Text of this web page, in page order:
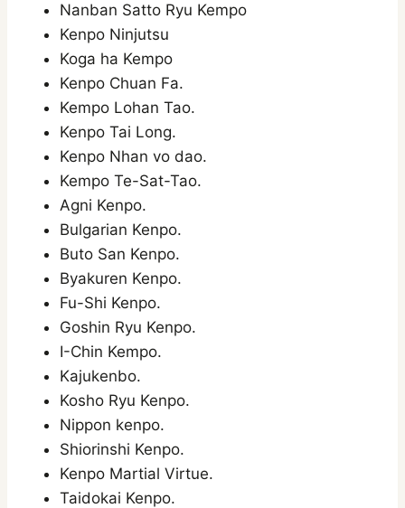
Nanban Satto Ryu Kempo
Kenpo Ninjutsu
Koga ha Kempo
Kenpo Chuan Fa.
Kempo Lohan Tao.
Kenpo Tai Long.
Kenpo Nhan vo dao.
Kempo Te-Sat-Tao.
Agni Kenpo.
Bulgarian Kenpo.
Buto San Kenpo.
Byakuren Kenpo.
Fu-Shi Kenpo.
Goshin Ryu Kenpo.
I-Chin Kempo.
Kajukenbo.
Kosho Ryu Kenpo.
Nippon kenpo.
Shiorinshi Kenpo.
Kenpo Martial Virtue.
Taidokai Kenpo.